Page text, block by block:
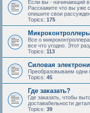
Если вы - начинающий в
Расскажите что вы уже
опишите свои
Topics: 175
Все о
все что угодно. Этот
Topics: 113
Силовая
Преобразовываем одни
Topics: 45
Где заказать?
Где заказать, чтобы
доставабельности
Topics: 39